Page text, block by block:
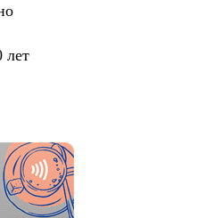
лет